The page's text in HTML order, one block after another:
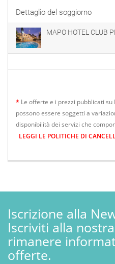
Dettaglio del soggiorno
MAPO HOTEL CLUB
* Le offerte e i prezzi pubblicati
possono essere soggetti a
disponibilità dei servizi che
LEGGI LE POLITICHE DI
Iscrizione alla
Iscriviti alla
rimanere
offerte.